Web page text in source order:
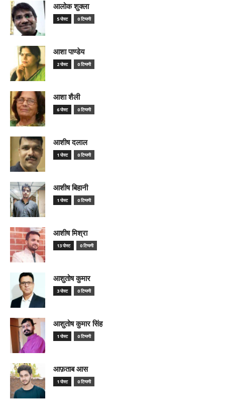
आलोक शुक्ला
5 पोस्ट 0 टिप्पणी
आशा पाण्डेय
2 पोस्ट 0 टिप्पणी
आशा शैली
6 पोस्ट 0 टिप्पणी
आशीष दलाल
1 पोस्ट 0 टिप्पणी
आशीष बिहानी
1 पोस्ट 0 टिप्पणी
आशीष मिश्रा
13 पोस्ट 0 टिप्पणी
आशुतोष कुमार
3 पोस्ट 0 टिप्पणी
आशुतोष कुमार सिंह
1 पोस्ट 0 टिप्पणी
आफ़ताब आस
1 पोस्ट 0 टिप्पणी